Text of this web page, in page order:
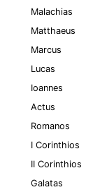
Malachias
Matthaeus
Marcus
Lucas
Ioannes
Actus
Romanos
I Corinthios
II Corinthios
Galatas